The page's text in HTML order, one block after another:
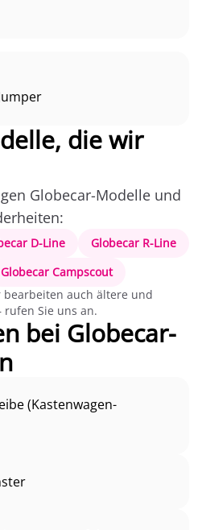
die wir
Globecar-Modelle und
D-Line
Globecar R-Line
Globecar Campscout
auch ältere und
rufen Sie uns an.
bei Globecar-
(Kastenwagen-